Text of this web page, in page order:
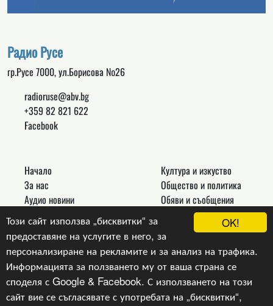
OK!
Този сайт използва „бисквитки“ за
предоставяне на услугите в него, за
персонализиране на рекламите и за анализ на трафика.
Информацията за ползването му от ваша страна се
споделя с Google & Facebook. С използването на този
сайт вие се съгласявате с употребата на „бисквитки“,
Радио Русе
гр.Русе 7000, ул.Борисова №26
radioruse@abv.bg
+359 82 821 622
Facebook
Начало
За нас
Аудио новини
Реклама
Връзки
Контакти
Култура и изкуство
Общество и политика
Обяви и съобщения
Новини
Други
Copyright © 2024, v.1.0,Радио Русе, Уеб Дизайн и